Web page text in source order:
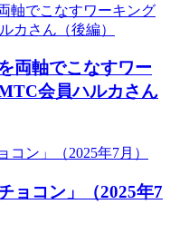
両軸でこなすワー
会員ハルカさん
ョコン」（2025年7